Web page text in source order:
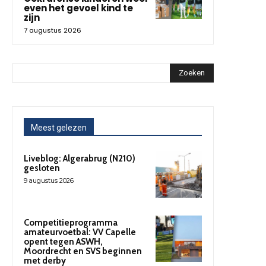
even het gevoel kind te
zijn
7 augustus 2026
Zoeken
Meest gelezen
Liveblog: Algerabrug (N210)
gesloten
9 augustus 2026
Competitieprogramma
amateurvoetbal: VV Capelle
opent tegen ASWH,
Moordrecht en SVS beginnen
met derby